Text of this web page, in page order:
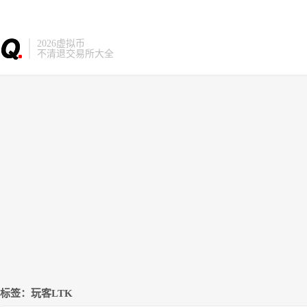
2026虚拟币
不清退交易所大全
标签：玩客LTK